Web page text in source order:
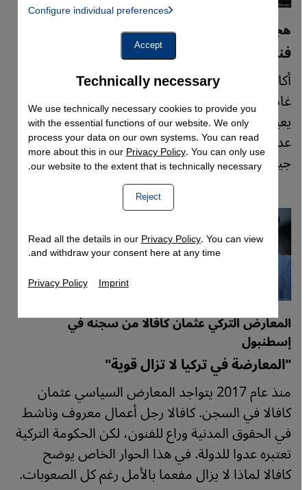
هجرة الأدمغة من تركيا
فنانون ومثقفون أتراك في المنفى
أكاديميون وأطباء ومهندسون وصحفيون أتراك
غادروا تركيا وهم ليسوا الوحيدين بل زاد عدد من
يعيشون بالمنفى من فنانين وكتّاب ومثقفين يواجه
عديد منهم أحكاماً بالسجن إن رجعوا لبلدهم. متابعة
جيداء نورتش.
المعارض التركي عثمان كافالا من سجنه في
إسطنبول
"المعارضة في تركيا لا تزال قوية"
منذ عام 2017 يتواجد المعارض السياسي عثمان
كافالا في السجن. كافالا رجل أعمال معروف وناشط
في الحقوق المدنية وراع للفنون، لكن الحكومة التركية
تعتبره عدوا للدولة. في هذا الحوار الخاص يوضح
كافالا لماذا لا يزال مفعما بالأمل رغم كل الصعوبات.
Technically necessary
We use technically necessary cookies to provide you
with the essential functions of our website. We only
process your data on our own systems. You can read
more about this in ourPrivacy Policy. You can only use
our website to the extent that is technically necessary.
Reject
Instagram Embed, Twitter Embed, Youtube Embed
Facebook Embed / Facebook Connect
Google Maps Embed
Configure individual preferences
Accept
Read all the details in ourPrivacy Policy. You can view
and withdraw your consent here at any time.
Privacy Policy Imprint